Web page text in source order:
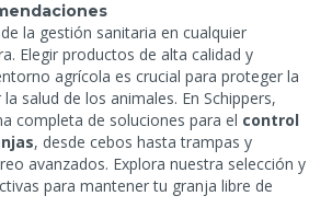
la gestión sanitaria en cualquier
Elegir productos de alta calidad y
agrícola es crucial para proteger la
salud de los animales. En Schippers,
completa de soluciones para el control
, desde cebos hasta trampas y
avanzados. Explora nuestra selección y
para mantener tu granja libre de